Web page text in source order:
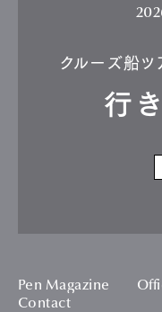
クルーズ船
行
Pen Magazine
Contact